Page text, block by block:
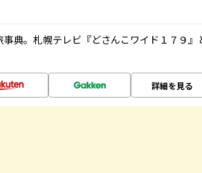
典。札幌テレビ『どさんこワイド１７９』
詳細を見る